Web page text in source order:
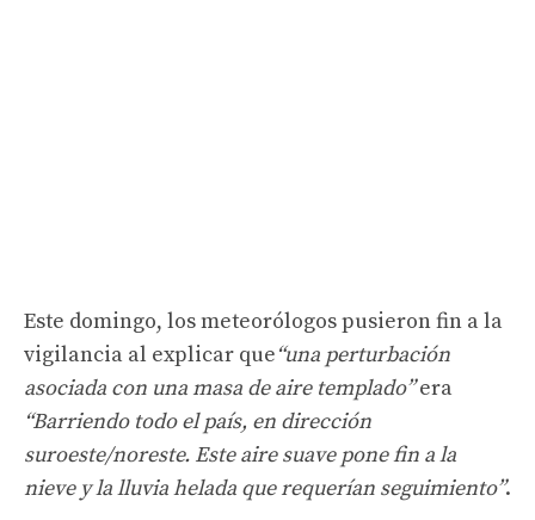
Este domingo, los meteorólogos pusieron fin a la
vigilancia al explicar que“una perturbación
asociada con una masa de aire templado”era
“Barriendo todo el país, en dirección
suroeste/noreste. Este aire suave pone fin a la
nieve y la lluvia helada que requerían seguimiento”.